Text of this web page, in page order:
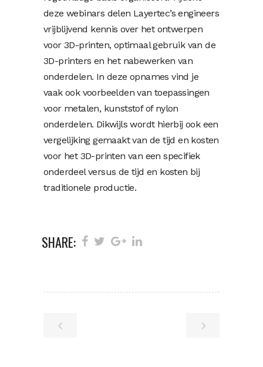
deze webinars delen Layertec’s engineers
vrijblijvend kennis over het ontwerpen
voor 3D-printen, optimaal gebruik van de
3D-printers en het nabewerken van
onderdelen. In deze opnames vind je
vaak ook voorbeelden van toepassingen
voor metalen, kunststof of nylon
onderdelen. Dikwijls wordt hierbij ook een
vergelijking gemaakt van de tijd en kosten
voor het 3D-printen van een specifiek
onderdeel versus de tijd en kosten bij
traditionele productie.
SHARE: